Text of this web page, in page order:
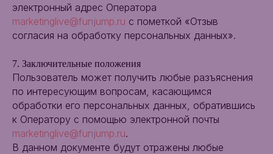
электронный адрес Оператора
marketinglive@funjump.ru с пометкой «Отзыв
согласия на обработку персональных данных».
7. Заключительные положения
Пользователь может получить любые разъяснения
по интересующим вопросам, касающимся
обработки его персональных данных, обратившись
к Оператору с помощью электронной почты
marketinglive@funjump.ru.
В данном документе будут отражены любые